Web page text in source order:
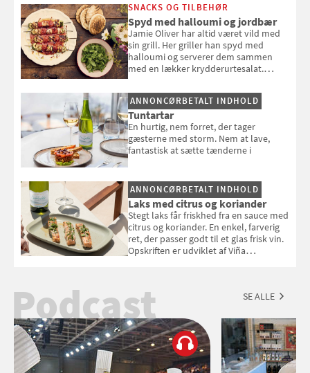
SNACKS OG TILBEHØR
Spyd med halloumi og jordbær
Jamie Oliver har altid været vild med
sin grill. Her griller han spyd med
halloumi og serverer dem sammen
med en lækker krydderurtesalat.
smag" af Jamie Oliver.
ANNONCØRBETALT INDHOLD
Tuntartar
En hurtig, nem forret, der tager
gæsterne med storm. Nem at lave,
fantastisk at sætte tænderne i
ANNONCØRBETALT INDHOLD
Laks med citrus og koriander
Stegt laks får friskhed fra en sauce med
citrus og koriander. En enkel, farverig
ret, der passer godt til et glas frisk vin.
Opskriften er udviklet af Viña
Podcast SE ALLE